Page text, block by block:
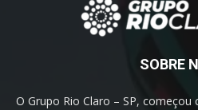
SOBRE
O Grupo Rio Claro – SP, começou